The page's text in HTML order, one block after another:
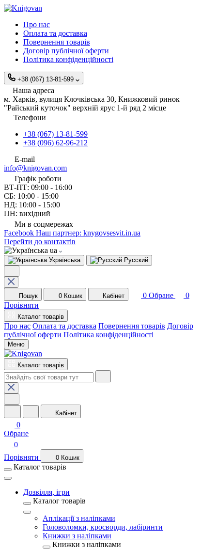
Про нас
Оплата та доставка
Повернення товарів
Договір публічної оферти
Політика конфіденційності
+38 (067) 13-81-599
Наша адреса
м. Харків, вулиця Клочківська 30, Книжковий ринок
"Райський куточок" верхній ярус 1-й ряд 2 місце
Телефони
+38 (067) 13-81-599
+38 (096) 62-96-212
E-mail
info@knigovan.com
Графік роботи
ВТ-ПТ: 09:00 - 16:00
СБ: 10:00 - 15:00
НД: 10:00 - 15:00
ПН: вихідний
Ми в соцмережах
Facebook Наш партнер: knygovsesvit.in.ua
Перейти до контактів
ua
Українська Русский
Пошук 0 Кошик Кабінет 0 Обране
0
Порівняти
Каталог товарів
Про нас Оплата та доставка Повернення товарів Договір
публічної оферти Політика конфіденційності
Меню
Каталог товарів
Кабінет
0
Обране
0
Порівняти
0 Кошик
Каталог товарів
Дозвілля, ігри
Каталог товарів
Аплікації з наліпками
Головоломки, кросворди, лабіринти
Книжки з наліпками
Книжки з наліпками